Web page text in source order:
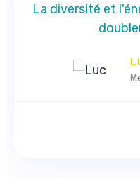
La diversité et